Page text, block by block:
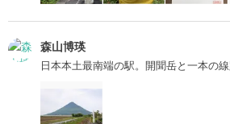
森山博瑛
日本本土最南端の駅。開聞岳と一本の